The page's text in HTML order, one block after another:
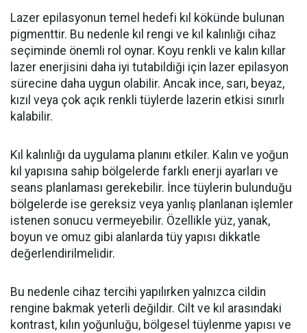
Lazer epilasyonun temel hedefi kıl kökünde bulunan
pigmenttir. Bu nedenle kıl rengi ve kıl kalınlığı cihaz
seçiminde önemli rol oynar. Koyu renkli ve kalın kıllar
lazer enerjisini daha iyi tutabildiği için lazer epilasyon
sürecine daha uygun olabilir. Ancak ince, sarı, beyaz,
kızıl veya çok açık renkli tüylerde lazerin etkisi sınırlı
kalabilir.
Kıl kalınlığı da uygulama planını etkiler. Kalın ve yoğun
kıl yapısına sahip bölgelerde farklı enerji ayarları ve
seans planlaması gerekebilir. İnce tüylerin bulunduğu
bölgelerde ise gereksiz veya yanlış planlanan işlemler
istenen sonucu vermeyebilir. Özellikle yüz, yanak,
boyun ve omuz gibi alanlarda tüy yapısı dikkatle
değerlendirilmelidir.
Bu nedenle cihaz tercihi yapılırken yalnızca cildin
rengine bakmak yeterli değildir. Cilt ve kıl arasındaki
kontrast, kılın yoğunluğu, bölgesel tüylenme yapısı ve